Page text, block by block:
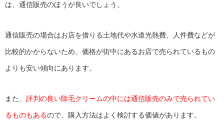
は、通信販売のほうが良いでしょう。
通信販売の場合はお店を借りる土地代や水道光熱費、人件費などが
比較的かからないため、価格が街中にあるお店で売られているもの
よりも安い傾向にあります。
また、 評判の良い除毛クリームの中には通信販売のみで売られてい
るものもあるので、購入方法はよく検討する価値があります。